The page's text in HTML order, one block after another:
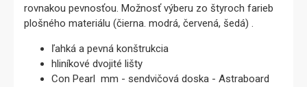
rovnakou pevnosťou. Možnosť výberu zo štyroch farieb
plošného materiálu (čierna. modrá, červená, šedá) .
ľahká a pevná konštrukcia
hliníkové dvojité lišty
Con Pearl mm - sendvičová doska - Astraboard